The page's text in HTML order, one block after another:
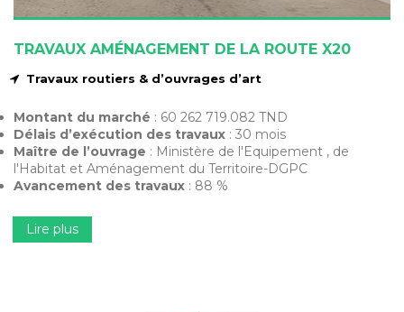
TRAVAUX AMÉNAGEMENT DE LA ROUTE X20
Travaux routiers & d’ouvrages d’art
Montant du marché : 60 262 719.082 TND
Délais d’exécution des travaux : 30 mois
Maître de l’ouvrage : Ministère de l'Equipement , de
l'Habitat et Aménagement du Territoire-DGPC
Avancement des travaux : 88 %
Lire plus